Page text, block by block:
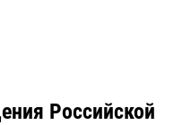
Российской